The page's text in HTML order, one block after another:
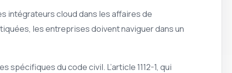
intégrateurs cloud dans les affaires de
les entreprises doivent naviguer dans un
du code civil. L’article 1112-1, qui